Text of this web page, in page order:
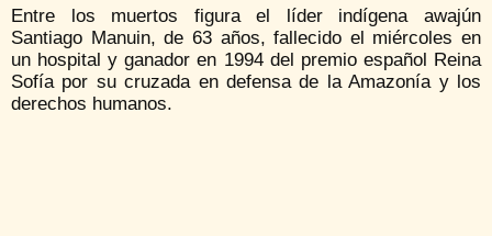
Entre los muertos figura el líder indígena awajún
Santiago Manuin, de 63 años, fallecido el miércoles en
un hospital y ganador en 1994 del premio español Reina
Sofía por su cruzada en defensa de la Amazonía y los
derechos humanos.